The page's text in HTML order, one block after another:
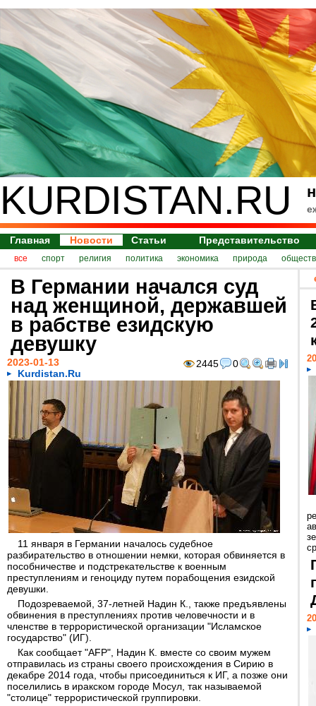
KURDISTAN.RU
Главная Новости Статьи Представительство
все спорт религия политика экономика природа
В Германии начался суд
над женщиной, державшей
в рабстве езидскую
девушку
2445 0
2023-01-13
Kurdistan.Ru
11 января в Германии началось судебное
разбирательство в отношении немки, которая обвиняется в
пособничестве и подстрекательстве к военным
преступлениям и геноциду путем порабощения езидской
девушки.
Подозреваемой, 37-летней Надин К., также предъявлены
обвинения в преступлениях против человечности и в
членстве в террористической организации "Исламское
государство" (ИГ).
Как сообщает "AFP", Надин К. вместе со своим мужем
отправилась из страны своего происхождения в Сирию в
декабре 2014 года, чтобы присоединиться к ИГ, а позже они
поселились в иракском городе Мосул, так называемой
"столице" террористической группировки.